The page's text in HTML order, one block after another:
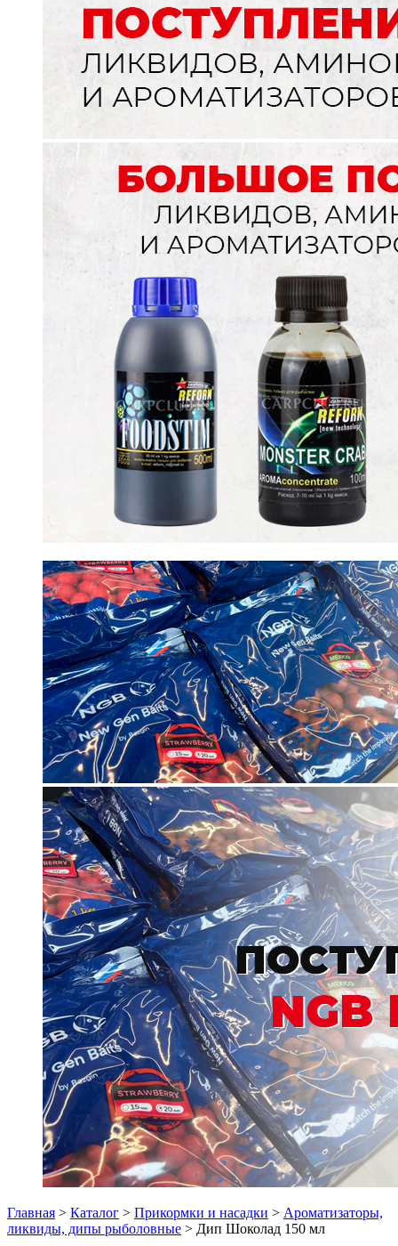
Главная > Каталог > Прикормки и насадки > Ароматизаторы,
ликвиды, дипы рыболовные > Дип Шоколад 150 мл